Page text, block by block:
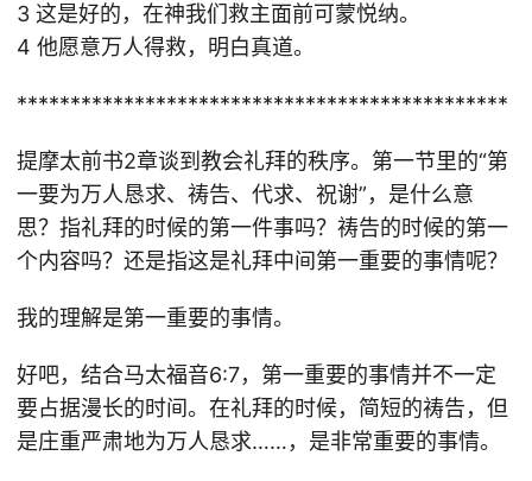
3 这是好的，在神我们救主面前可蒙悦纳。
4 他愿意万人得救，明白真道。
**********************************************
提摩太前书2章谈到教会礼拜的秩序。第一节里的“第
一要为万人恳求、祷告、代求、祝谢”，是什么意
思？指礼拜的时候的第一件事吗？祷告的时候的第一
个内容吗？还是指这是礼拜中间第一重要的事情呢？
我的理解是第一重要的事情。
好吧，结合马太福音6:7，第一重要的事情并不一定
要占据漫长的时间。在礼拜的时候，简短的祷告，但
是庄重严肃地为万人恳求……，是非常重要的事情。